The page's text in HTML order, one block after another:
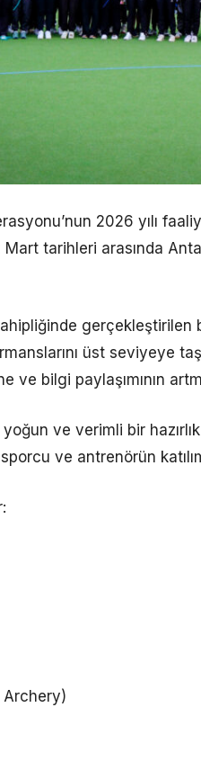
2026 yılı
Mart tarihleri arasında
sahipliğinde
üst seviyeye
ve bilgi paylaşımının
ve verimli bir
ve antrenörün
Archery)